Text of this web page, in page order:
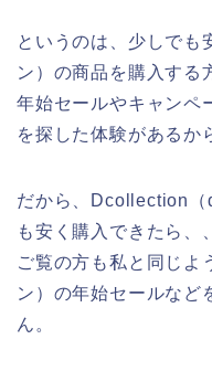
というのは、少しで
ン）の商品を購入する
年始セールやキャンペ
を探した体験があるか
だから、Dcollection（
も安く購入できたら、
ご覧の方も私と同じ
ン）の年始セールなど
ん。